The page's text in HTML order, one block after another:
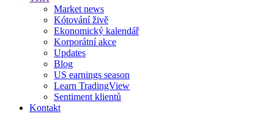
Market news
Kótování živě
Ekonomický kalendář
Korporátní akce
Updates
Blog
US earnings season
Learn TradingView
Sentiment klientů
Kontakt